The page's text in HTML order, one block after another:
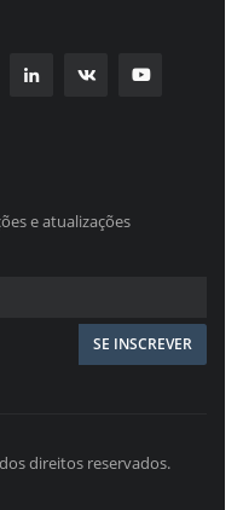
e atualizações
direitos reservados.